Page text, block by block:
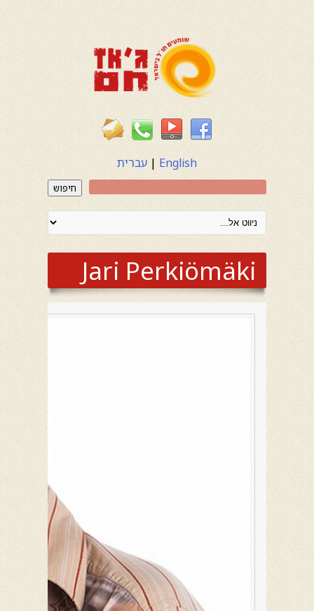
English
| עברית
חיפוש
Jari Perkiömäki